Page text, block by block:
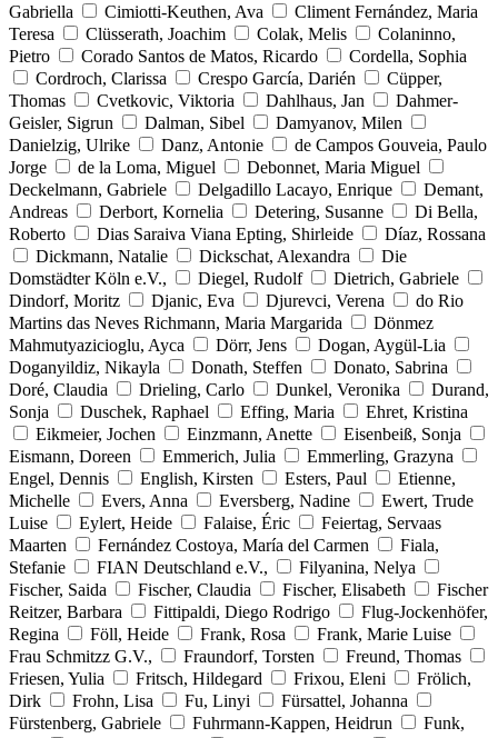
Gabriella
Cimiotti-Keuthen, Ava
Climent Fernández, Maria
Teresa
Clüsserath, Joachim Colak, Melis
Colaninno,
Pietro
Corado Santos de Matos, Ricardo
Cordella, Sophia
Cordroch, Clarissa
Crespo García, Darién
Cüpper,
Thomas
Cvetkovic, Viktoria Dahlhaus, Jan
Dahmer-
Geisler, Sigrun
Dalman, Sibel
Damyanov, Milen
Danielzig, Ulrike
Danz, Antonie
de Campos Gouveia, Paulo
Jorge
de la Loma, Miguel
Debonnet, Maria Miguel
Deckelmann, Gabriele
Delgadillo Lacayo, Enrique
Demant,
Andreas
Derbort, Kornelia Detering, Susanne
Di Bella,
Roberto
Dias Saraiva Viana Epting, Shirleide
Díaz, Rossana
Dickmann, Natalie
Dickschat, Alexandra
Die
Domstädter Köln e.V.,
Diegel, Rudolf
Dietrich, Gabriele
Dindorf, Moritz
Djanic, Eva Djurevci, Verena
do Rio
Martins das Neves Richmann, Maria Margarida
Dönmez
Mahmutyazicioglu, Ayca
Dörr, Jens
Dogan, Aygül-Lia
Doganyildiz, Nikayla
Donath, Steffen
Donato, Sabrina
Doré, Claudia
Drieling, Carlo Dunkel, Veronika
Durand,
Sonja
Duschek, Raphael Effing, Maria
Ehret, Kristina
Eikmeier, Jochen
Einzmann, Anette
Eisenbeiß, Sonja
Eismann, Doreen
Emmerich, Julia
Emmerling, Grazyna
Engel, Dennis
English, Kirsten Esters, Paul
Etienne,
Michelle
Evers, Anna Eversberg, Nadine
Ewert, Trude
Luise
Eylert, Heide Falaise, Éric
Feiertag, Servaas
Maarten
Fernández Costoya, María del Carmen
Fiala,
Stefanie
FIAN Deutschland e.V.,
Filyanina, Nelya
Fischer, Saida
Fischer, Claudia Fischer, Elisabeth
Fischer
Reitzer, Barbara
Fittipaldi, Diego Rodrigo
Flug-Jockenhöfer,
Regina
Föll, Heide Frank, Rosa
Frank, Marie Luise
Frau Schmitzz G.V.,
Fraundorf, Torsten
Freund, Thomas
Friesen, Yulia
Fritsch, Hildegard Frixou, Eleni
Frölich,
Dirk
Frohn, Lisa Fu, Linyi
Fürsattel, Johanna
Fürstenberg, Gabriele
Fuhrmann-Kappen, Heidrun
Funk,